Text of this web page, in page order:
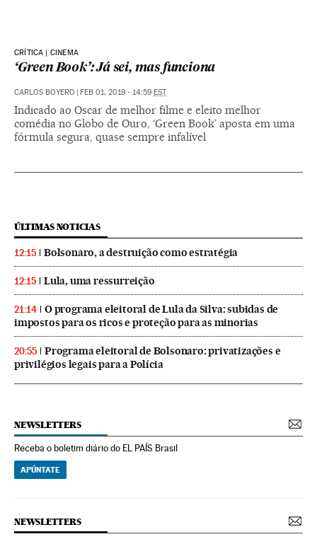
CRÍTICA | CINEMA
‘Green Book’: Já sei, mas funciona
CARLOS BOYERO FEB 01, 2019 - 14:59 EST
Indicado ao Oscar de melhor filme e eleito melhor
comédia no Globo de Ouro, ‘Green Book’ aposta em uma
fórmula segura, quase sempre infalível
ÚLTIMAS NOTICIAS
12:15 Bolsonaro, a destruição como estratégia
12:15 Lula, uma ressurreição
21:14
O programa eleitoral de Lula da Silva: subidas de
impostos para os ricos e proteção para as minorias
20:55
Programa eleitoral de Bolsonaro: privatizações e
privilégios legais para a Polícia
NEWSLETTERS
Receba o boletim diário do EL PAÍS Brasil
APÚNTATE
NEWSLETTERS